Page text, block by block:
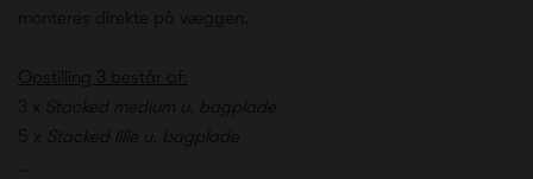
monteres direkte på væggen.
Opstilling 3 består af:
3 x Stacked medium u. bagplade
5 x Stacked lille u. bagplade
…